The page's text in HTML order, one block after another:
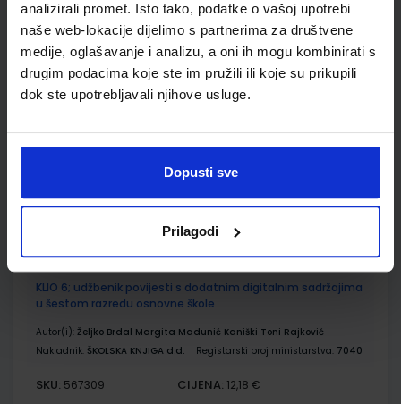
analizirali promet. Isto tako, podatke o vašoj upotrebi
naše web-lokacije dijelimo s partnerima za društvene
medije, oglašavanje i analizu, a oni ih mogu kombinirati s
drugim podacima koje ste im pružili ili koje su prikupili
dok ste upotrebljavali njihove usluge.
Dopusti sve
Prilagodi
GEA 2; radna bilježnica za geografiju u šestom razredu
osnovne škole
Autor(i):Orešić Tišma Vuk Bujan Kralj
ŠIFRA OMOTA:
Omot
KLIO 6; udžbenik povijesti s dodatnim digitalnim sadržajima
u šestom razredu osnovne škole
Autor(i): Željko Brdal Margita Madunić Kaniški Toni Rajković
Nakladnik: ŠKOLSKA KNJIGA d.d. Registarski broj ministarstva: 7040
SKU: 567309 CIJENA: 12,18 €